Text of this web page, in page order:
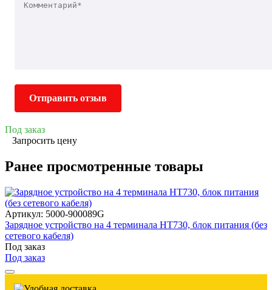
Отправить отзыв
Под заказ
Запросить цену
Ранее просмотренные товары
Артикул: 5000-900089G
Зарядное устройство на 4 терминала HT730, блок питания (без
сетевого кабеля)
Под заказ
Под заказ